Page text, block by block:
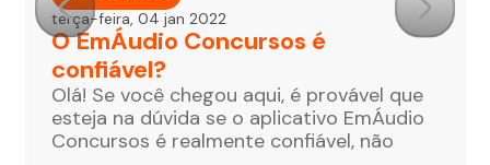
terça-feira, 04 jan 2022
O EmÁudio Concursos é
confiável?
Olá! Se você chegou aqui, é provável que
esteja na dúvida se o aplicativo EmÁudio
Concursos é realmente confiável, não